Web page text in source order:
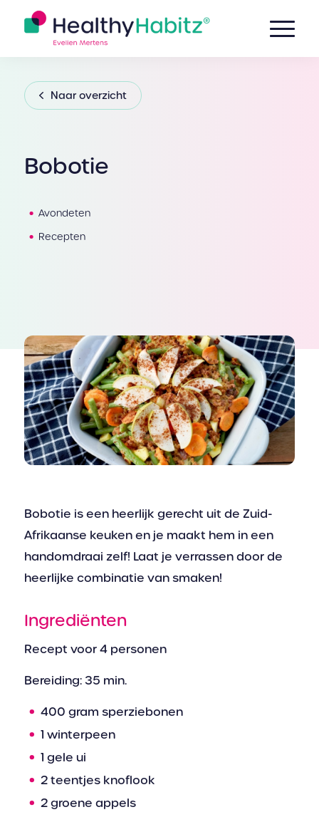
Naar overzicht
Bobotie
Avondeten
Recepten
Bobotie is een heerlijk gerecht uit de Zuid-
Afrikaanse keuken en je maakt hem in een
handomdraai zelf! Laat je verrassen door de
heerlijke combinatie van smaken!
Ingrediënten
Recept voor 4 personen
Bereiding: 35 min.
400 gram sperziebonen
1 winterpeen
1 gele ui
2 teentjes knoflook
2 groene appels